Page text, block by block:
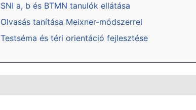
SNI a, b és BTMN tanulók ellátása
Olvasás tanítása Meixner-módszerrel
Testséma és téri orientáció fejlesztése